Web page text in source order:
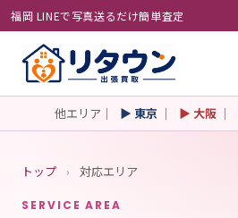
福岡 LINEで写真送るだけ簡単査定
他エリア｜ ▶ 東京 ｜ ▶ 大阪 ｜
トップ › 対応エリア
SERVICE AREA